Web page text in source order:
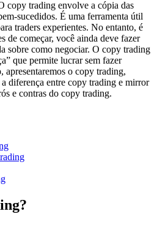
copy trading envolve a cópia das
sucedidos. É uma ferramenta útil
traders experientes. No entanto, é
de começar, você ainda deve fazer
sobre como negociar. O copy trading
que permite lucrar sem fazer
apresentaremos o copy trading,
diferença entre copy trading e mirror
e contras do copy trading.